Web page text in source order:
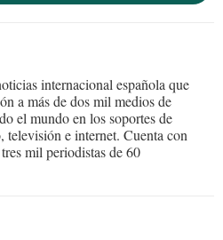
internacional española que
a más de dos mil medios de
el mundo en los soportes de
televisión e internet. Cuenta con
mil periodistas de 60